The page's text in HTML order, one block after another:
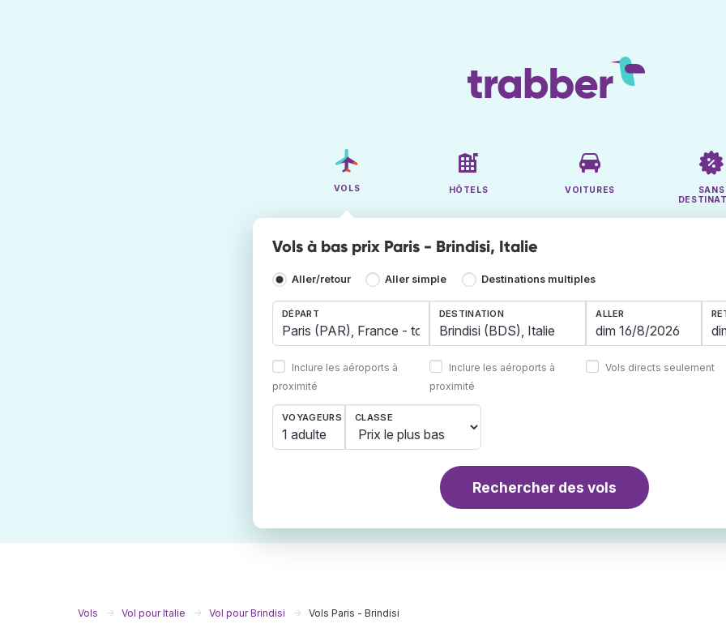
VOLS HÔTELS VOITURES
SANS
Vols à bas prix Paris - Brindisi, Italie
Aller/retour Aller simple Destinations multiples
DÉPART
Inclure les aéroports à
proximité
DESTINATION
Inclure les aéroports à
proximité
ALLER
Vols directs seulement
VOYAGEURS
1 adulte
CLASSE
Rechercher des vols
Vols Vol pour Italie Vol pour Brindisi Vols Paris - Brindisi